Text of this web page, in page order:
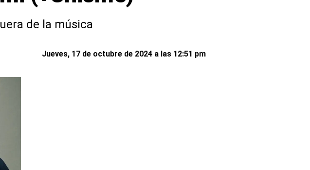
de la música
Jueves, 17 de octubre de 2024 a las 12:51 pm